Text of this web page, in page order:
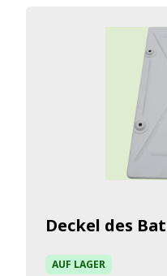
Deckel des
AUF LAGER